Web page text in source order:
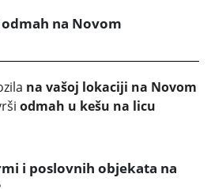
na Novom
na vašoj lokaciji na Novom
odmah u kešu na licu
i poslovnih objekata na